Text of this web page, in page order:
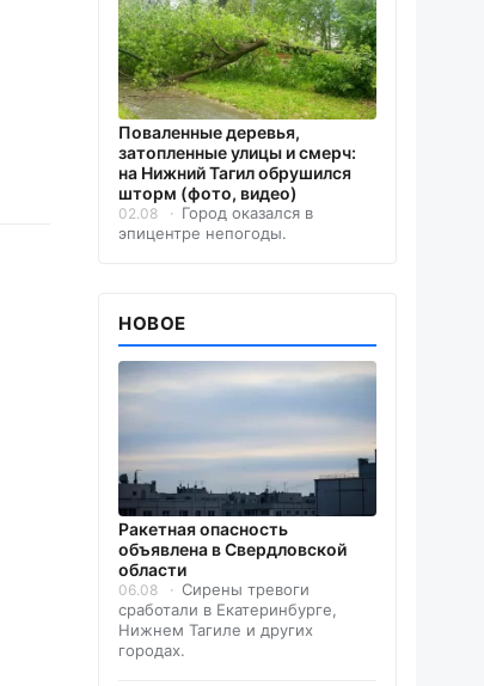
Поваленные деревья,
затопленные улицы и смерч:
на Нижний Тагил обрушился
шторм (фото, видео)
02.08
Город оказался в
эпицентре непогоды.
НОВОЕ
️Ракетная опасность
объявлена в Свердловской
области
06.08
Сирены тревоги
сработали в Екатеринбурге,
Нижнем Тагиле и других
городах.